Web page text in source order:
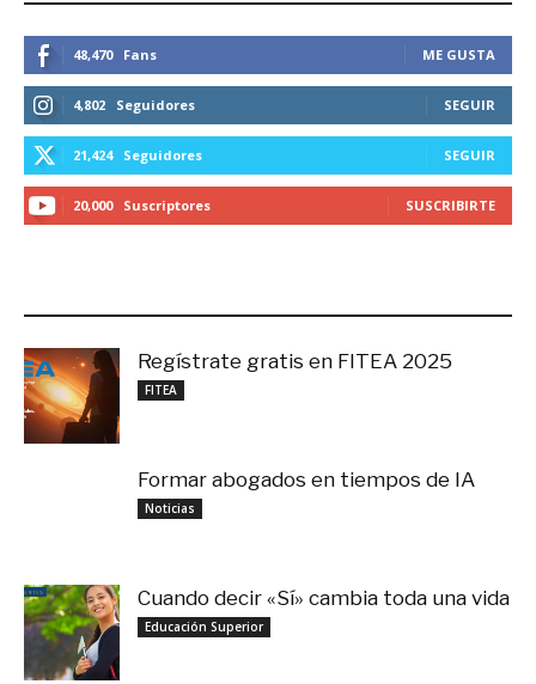
48,470 Fans ME GUSTA
4,802 Seguidores SEGUIR
21,424 Seguidores SEGUIR
20,000 Suscriptores SUSCRIBIRTE
Regístrate gratis en FITEA 2025
FITEA
Formar abogados en tiempos de IA
Noticias
Cuando decir «Sí» cambia toda una vida
Educación Superior